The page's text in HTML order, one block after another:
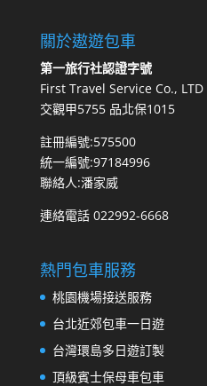
關於遨遊包車
第一旅行社認證字號
First Travel Service Co., LTD
交觀甲5755 品北保1015
註冊編號:575500
統一編號:97184996
聯絡人:潘家威
連絡電話 022992-6668
熱門包車服務
桃園機場接送服務
台北近郊包車一日遊
台灣環島多日遊訂製
頂級賓士保母車包車